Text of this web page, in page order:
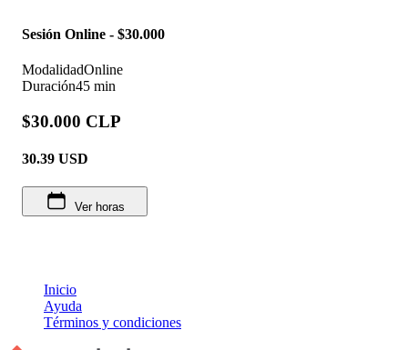
Sesión Online - $30.000
ModalidadOnline
Duración45 min
$30.000 CLP
30.39 USD
Ver horas
Inicio
Ayuda
Términos y condiciones